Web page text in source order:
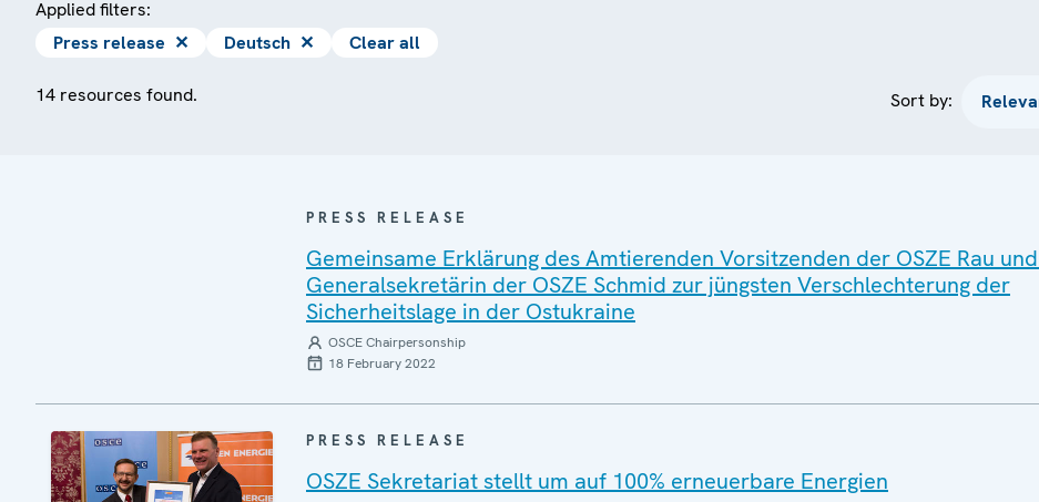
Applied filters:
Press release ✕ Deutsch ✕ Clear all
14 resources found. Sort by:
PRESS RELEASE
Gemeinsame Erklärung des Amtierenden Vorsitzenden der OSZE Rau
Generalsekretärin der OSZE Schmid zur jüngsten Verschlechterung der
Sicherheitslage in der Ostukraine
OSCE Chairpersonship
18 February 2022
PRESS RELEASE
OSZE Sekretariat stellt um auf 100% erneuerbare Energien